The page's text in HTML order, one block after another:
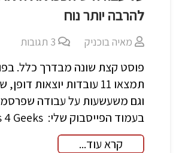
להרבה יותר נוח
מאיה בוכניק 3 תגובות
פוסט קצת שונה מבדרך כלל.
תמצאו 11 עובדות יוצאות
וגם משעשעות על עבודה
בעמוד הפייסבוק שלי: Tips 4 Geeks.
קרא עוד...